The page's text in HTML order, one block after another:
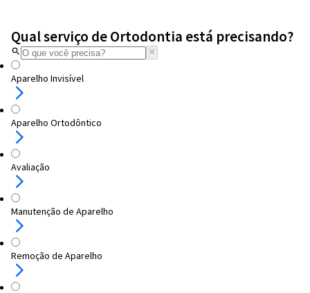
Qual serviço de Ortodontia está precisando?
Aparelho Invisível
Aparelho Ortodôntico
Avaliação
Manutenção de Aparelho
Remoção de Aparelho